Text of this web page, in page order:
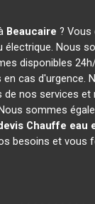
Beaucaire ? Vous
Nous
disponibles
cas
nos services
sommes
Chauffe eau
besoins et vous